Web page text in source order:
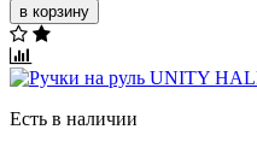
в корзину
Есть в наличии